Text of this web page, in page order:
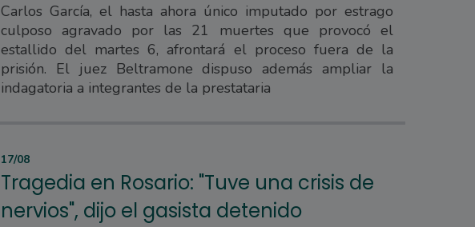
Carlos García, el hasta ahora único imputado por estrago
culposo agravado por las 21 muertes que provocó el
estallido del martes 6, afrontará el proceso fuera de la
prisión. El juez Beltramone dispuso además ampliar la
indagatoria a integrantes de la prestataria
17/08
Tragedia en Rosario: "Tuve una crisis de
nervios", dijo el gasista detenido